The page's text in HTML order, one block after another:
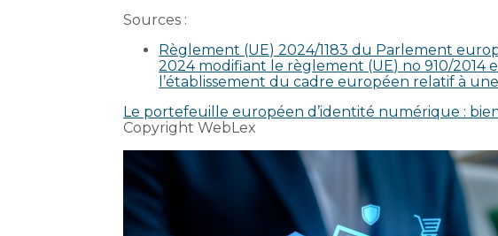
Sources :
Règlement (UE) 2024/1183 du Parlement
2024 modifiant le règlement (UE) no 910/2014
l’établissement du cadre européen relatif à
Le portefeuille européen d’identité numérique :
Copyright WebLex